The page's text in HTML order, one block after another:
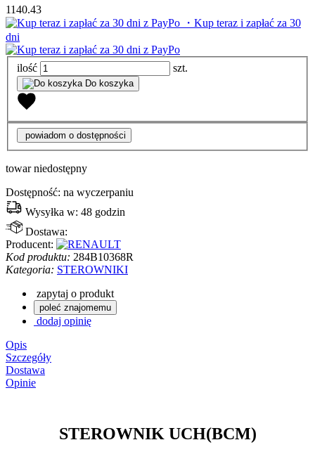
1140.43
・Kup teraz i zapłać za 30
dni
ilość szt.
Do koszyka
powiadom o dostępności
towar niedostępny
Dostępność: na wyczerpaniu
Wysyłka w: 48 godzin
Dostawa:
Producent:
Kod produktu: 284B10368R
Kategoria: STEROWNIKI
zapytaj o produkt
poleć znajomemu
dodaj opinię
Opis
Szczegóły
Dostawa
Opinie
STEROWNIK UCH(BCM)